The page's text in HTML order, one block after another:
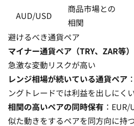
AUD/USD
商品市場との
相関
避けるべき通貨ペア
マイナー通貨ペア（TRY、ZAR等）
急激な変動リスクが高い
レンジ相場が続いている通貨ペア
ングトレードでは利益を出しにく
相関の高いペアの同時保有 ：EUR/
似た動きをするペアを同方向に持